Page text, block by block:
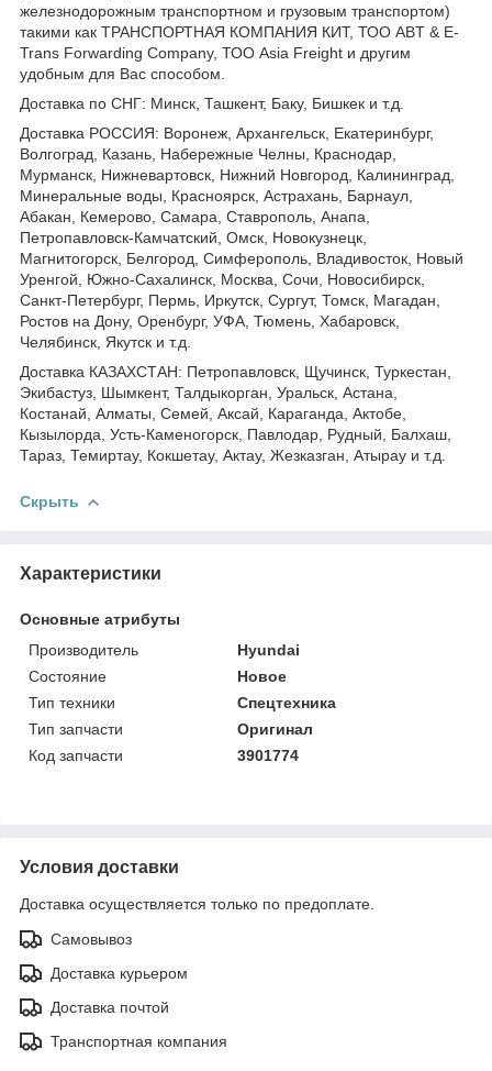
железнодорожным транспортном и грузовым транспортом)
такими как ТРАНСПОРТНАЯ КОМПАНИЯ КИТ, ТОО ABT & E-
Trans Forwarding Company, ТОО Asia Freight и другим
удобным для Вас способом.
Доставка по СНГ: Минск, Ташкент, Баку, Бишкек и т.д.
Доставка РОССИЯ: Воронеж, Архангельск, Екатеринбург,
Волгоград, Казань, Набережные Челны, Краснодар,
Мурманск, Нижневартовск, Нижний Новгород, Калининград,
Минеральные воды, Красноярск, Астрахань, Барнаул,
Абакан, Кемерово, Самара, Ставрополь, Анапа,
Петропавловск-Камчатский, Омск, Новокузнецк,
Магнитогорск, Белгород, Симферополь, Владивосток, Новый
Уренгой, Южно-Сахалинск, Москва, Сочи, Новосибирск,
Санкт-Петербург, Пермь, Иркутск, Сургут, Томск, Магадан,
Ростов на Дону, Оренбург, УФА, Тюмень, Хабаровск,
Челябинск, Якутск и т.д.
Доставка КАЗАХСТАН: Петропавловск, Щучинск, Туркестан,
Экибастуз, Шымкент, Талдыкорган, Уральск, Астана,
Костанай, Алматы, Семей, Аксай, Караганда, Актобе,
Кызылорда, Усть-Каменогорск, Павлодар, Рудный, Балхаш,
Тараз, Темиртау, Кокшетау, Актау, Жезказган, Атырау и т.д.
Скрыть
Характеристики
Основные атрибуты
Производитель
Hyundai
Состояние
Новое
Тип техники
Спецтехника
Тип запчасти
Оригинал
Код запчасти
3901774
Условия доставки
Доставка осуществляется только по предоплате.
Самовывоз
Доставка курьером
Доставка почтой
Транспортная компания